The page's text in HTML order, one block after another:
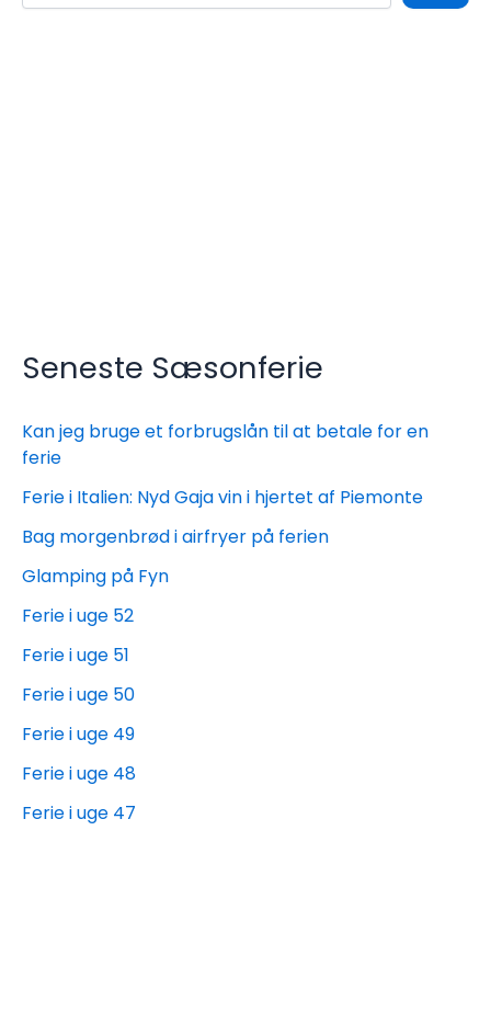
Seneste Sæsonferie
Kan jeg bruge et forbrugslån til at betale for en
ferie
Ferie i Italien: Nyd Gaja vin i hjertet af Piemonte
Bag morgenbrød i airfryer på ferien
Glamping på Fyn
Ferie i uge 52
Ferie i uge 51
Ferie i uge 50
Ferie i uge 49
Ferie i uge 48
Ferie i uge 47